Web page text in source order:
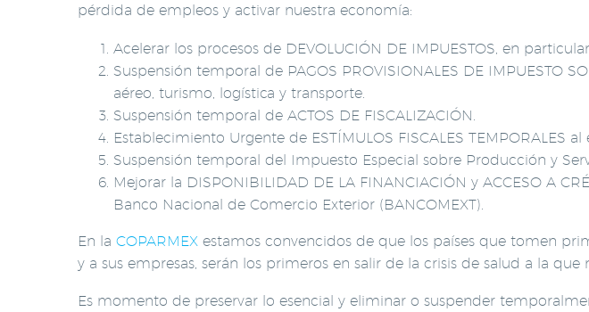
pérdida de empleos y activar nuestra economía:
Acelerar los procesos de DEVOLUCIÓN DE IMPUESTOS, en
Suspensión temporal de PAGOS PROVISIONALES DE IMPUESTO
aéreo, turismo, logística y transporte.
Suspensión temporal de ACTOS DE FISCALIZACIÓN.
Establecimiento Urgente de ESTÍMULOS FISCALES TEMPORALES
Suspensión temporal del Impuesto Especial sobre Producción y
Mejorar la DISPONIBILIDAD DE LA FINANCIACIÓN y ACCESO A
Banco Nacional de Comercio Exterior (BANCOMEXT).
En la COPARMEX estamos convencidos de que los países que tomen
y a sus empresas, serán los primeros en salir de la crisis de salud a la que
Es momento de preservar lo esencial y eliminar o suspender